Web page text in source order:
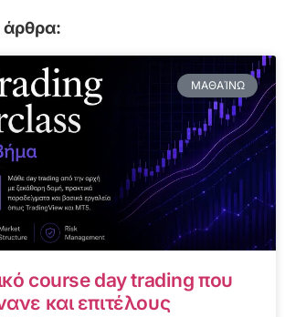
άρθρα:
ΜΑΘΑΊΝΩ
course day trading που
και επιτέλους